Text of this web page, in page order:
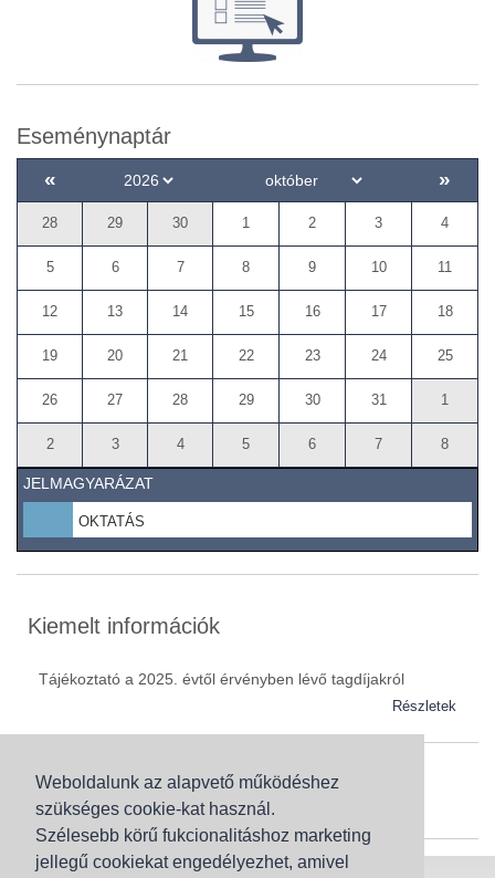
Weboldalunk az alapvető működéshez
szükséges cookie-kat használ.
Szélesebb körű fukcionalitáshoz marketing
jellegű cookiekat engedélyezhet, amivel
Eseménynaptár
« »
28 29 30 1 2 3 4
5 6 7 8 9 10 11
12 13 14 15 16 17 18
19 20 21 22 23 24 25
26 27 28 29 30 31 1
2 3 4 5 6 7 8
JELMAGYARÁZAT
OKTATÁS
Kiemelt információk
Tájékoztató a 2025. évtől érvényben lévő tagdíjakról
Részletek
Szaknévsor
Szaknévsorunk folyamatosan bővül.
Baranya (62)